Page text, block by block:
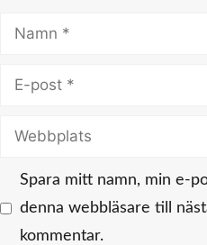
Namn
Webbplats
Spara mitt namn, min e-
denna webbläsare till
kommentar.